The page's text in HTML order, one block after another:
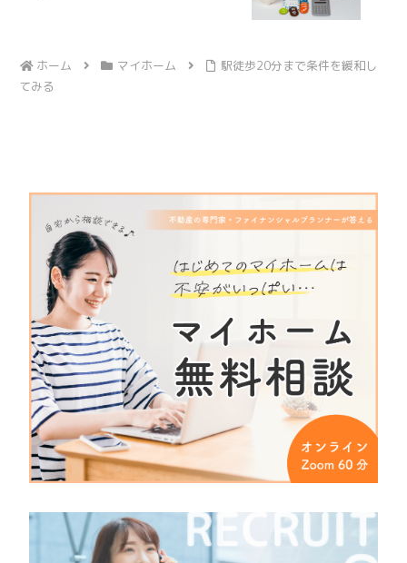
ホーム マイホーム
駅徒歩20分まで条件を緩和し
てみる